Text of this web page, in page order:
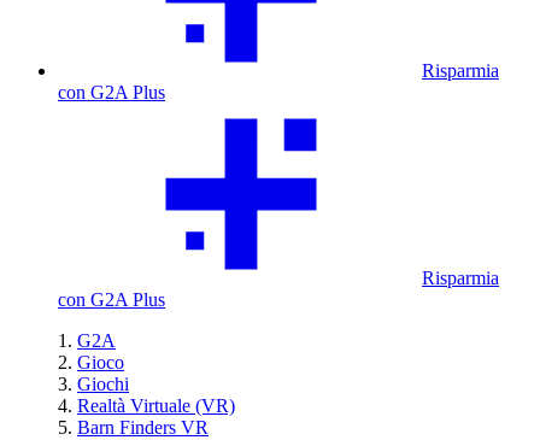
Risparmia
con G2A Plus
Risparmia
con G2A Plus
G2A
Gioco
Giochi
Realtà Virtuale (VR)
Barn Finders VR